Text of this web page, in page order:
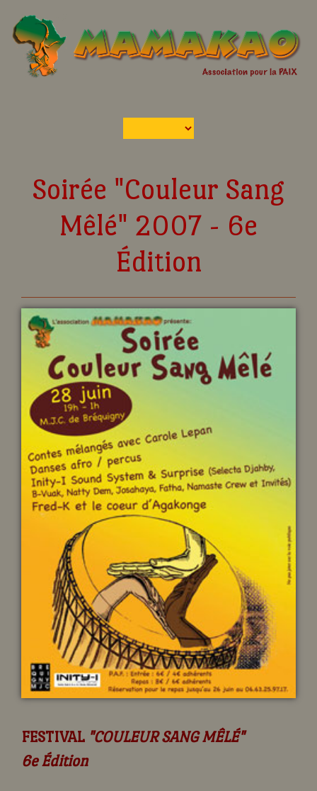
Soirée "Couleur Sang
Mêlé" 2007 - 6e
Édition
FESTIVAL "COULEUR SANG MÊLÉ"
6e Édition